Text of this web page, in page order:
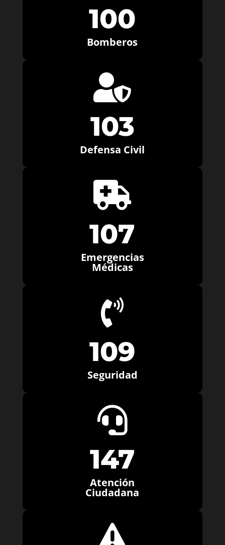
100
Bomberos

103
Defensa Civil

107
Emergencias
Médicas

109
Seguridad

147
Atención
Ciudadana
